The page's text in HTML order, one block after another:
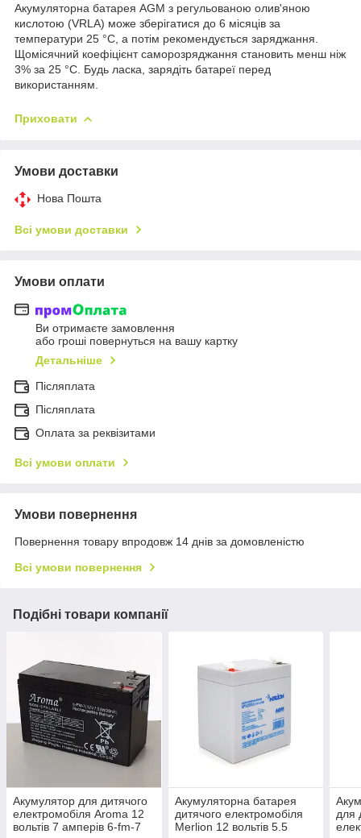
Акумуляторна батарея AGM з регульованою олив'яною
кислотою (VRLA) може зберігатися до 6 місяців за
температури 25 °C, а потім рекомендується заряджання.
Щомісячний коефіцієнт саморозряджання становить менш ніж
3% за 25 °C. Будь ласка, зарядіть батареї перед
використанням.
Приховати
Умови доставки
Нова Пошта
Всі умови доставки
Умови оплати
Ви отримаєте замовлення
або гроші повернуться на вашу картку
Детальніше
Післяплата
Пiсляплата
Оплата за реквізитами
Всі умови оплати
Умови повернення
Повернення товару впродовж 14 днів за домовленістю
Всі умови повернення
Подібні товари компанії
Акумулятор для дитячого
електромобіля Aroma 12
вольтів 7 амперів 6-fm-7
Акумуляторна батарея
дитячого електромобіля
Merlion 12 вольтів 5.5
для